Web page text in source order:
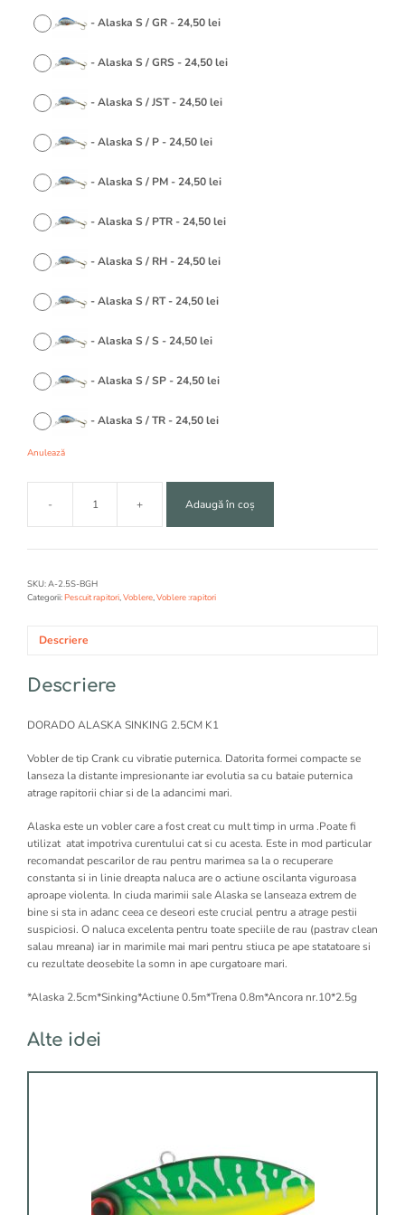
-Alaska S / GR -24,50lei
-Alaska S / GRS -24,50lei
-Alaska S / JST-24,50lei
-Alaska S / P -24,50lei
-Alaska S / PM -24,50lei
-Alaska S / PTR -24,50lei
-Alaska S / RH -24,50lei
-Alaska S / RT-24,50lei
-Alaska S / S -24,50lei
-Alaska S / SP -24,50lei
-Alaska S / TR -24,50lei
Anulează
-
Cantitate
DORADO
ALASKA
K1
+ Adaugă în coș
SKU:A-2.5S-BGH
Categorii:Pescuit rapitori,Voblere,Voblere :rapitori
Descriere
Descriere
DORADO ALASKA SINKING 2.5CM K1
Vobler de tip Crank cu vibratie puternica. Datorita formei compacte se
lanseza la distante impresionante iar evolutia sa cu bataie puternica
atrage rapitorii chiar si de la adancimi mari.
Alaska este un vobler care a fost creat cu mult timp in urma .Poate fi
utilizat atat impotriva curentului cat si cu acesta. Este in mod particular
recomandat pescarilor de rau pentru marimea sa la o recuperare
constanta si in linie dreapta naluca are o actiune oscilanta viguroasa
aproape violenta. In ciuda marimii sale Alaska se lanseaza extrem de
bine si sta in adanc ceea ce deseori este crucial pentru a atrage pestii
suspiciosi. O naluca excelenta pentru toate speciile de rau (pastrav clean
salau mreana) iar in marimile mai mari pentru stiuca pe ape statatoare si
cu rezultate deosebite la somn in ape curgatoare mari.
*Alaska 2.5cm*Sinking*Actiune 0.5m*Trena 0.8m*Ancora nr.10*2.5g
Alte idei